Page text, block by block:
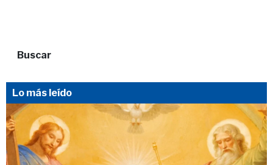
Buscar
Lo más leído